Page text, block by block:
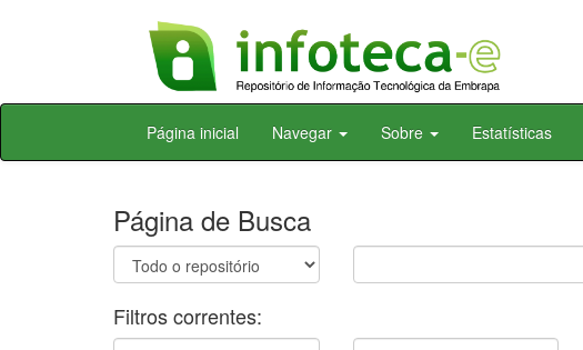
Skip
Página inicial Navegar Sobre Estatísticas
Página de Busca
Filtros correntes: